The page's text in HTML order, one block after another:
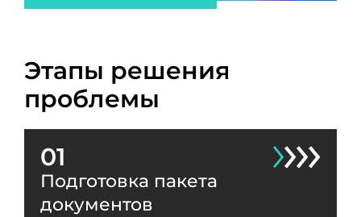
Этапы решения
проблемы
01
Подготовка пакета
документов